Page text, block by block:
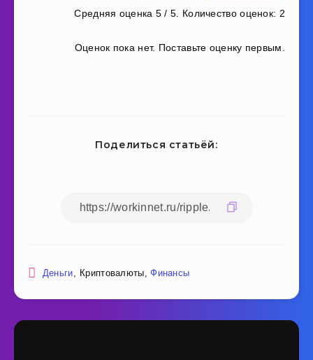
Средняя оценка 5 / 5. Количество оценок: 2
Оценок пока нет. Поставьте оценку первым.
Поделиться статьёй:
Деньги, Криптовалюты,Финансы